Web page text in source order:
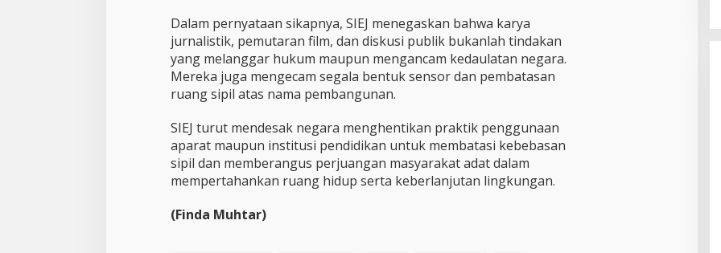
Dalam pernyataan sikapnya, SIEJ menegaskan bahwa karya
jurnalistik, pemutaran film, dan diskusi publik bukanlah tindakan
yang melanggar hukum maupun mengancam kedaulatan negara.
Mereka juga mengecam segala bentuk sensor dan pembatasan
ruang sipil atas nama pembangunan.
SIEJ turut mendesak negara menghentikan praktik penggunaan
aparat maupun institusi pendidikan untuk membatasi kebebasan
sipil dan memberangus perjuangan masyarakat adat dalam
mempertahankan ruang hidup serta keberlanjutan lingkungan.
(Finda Muhtar)